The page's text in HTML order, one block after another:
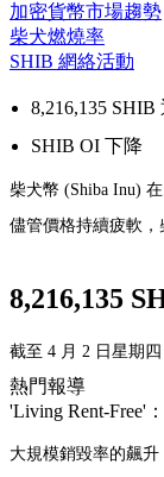
加密貨幣市場趨勢
柴犬燃燒率
SHIB 網絡活動
8,216,135 SHIB
SHIB OI 下降
柴犬幣 (Shiba Inu)
儘管價格持續疲軟，
8,216,135
截至 4 月 2 日星期
熱門報導
'Living Rent-Free'
大規模銷毀率的飆升